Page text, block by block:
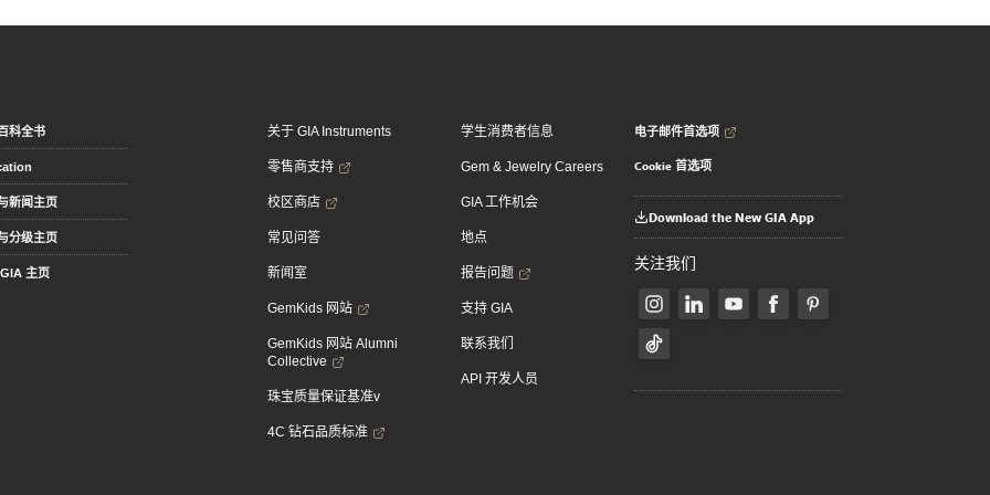
科全书
新闻主页
分级主页
主页
关于 GIA Instruments
零售商支持
校区商店
常见问答
新闻室
GemKids 网站
GemKids 网站 Alumni
Collective
珠宝质量保证基准v
4C 钻石品质标准
学生消费者信息
Gem & Jewelry Careers
GIA 工作机会
地点
报告问题
支持 GIA
联系我们
API 开发人员
电子邮件首选项
Cookie 首选项
Download the New GIA App
关注我们